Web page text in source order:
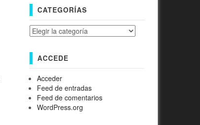
CATEGORÍAS
Categorías
ACCEDE
Acceder
Feed de entradas
Feed de comentarios
WordPress.org